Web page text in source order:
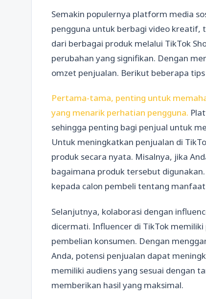
Semakin populernya platform media
pengguna untuk berbagi video kreatif,
dari berbagai produk melalui TikTok
perubahan yang signifikan. Dengan
omzet penjualan. Berikut beberapa
Pertama-tama, penting untuk
yang menarik perhatian pengguna.
sehingga penting bagi penjual untuk
Untuk meningkatkan penjualan di
produk secara nyata. Misalnya, jika
bagaimana produk tersebut
kepada calon pembeli tentang
Selanjutnya, kolaborasi dengan
dicermati. Influencer di TikTok
pembelian konsumen. Dengan
Anda, potensi penjualan dapat
memiliki audiens yang sesuai dengan
memberikan hasil yang maksimal.